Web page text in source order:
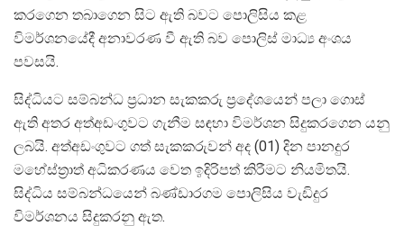
කරගෙන තබාගෙන සිට ඇති බවට පොලිසිය කළ
විමර්ශනයේදී අනාවරණ වී ඇති බව පොලිස් මාධ්‍ය අංශය
පවසයි.
සිද්ධියට සම්බන්ධ ප්‍රධාන සැකකරු ප්‍රදේශයෙන් පලා ගොස්
ඇති අතර අත්අඩංගුවට ගැනීම සඳහා විමර්ශන සිදුකරගෙන යනු
ලබයි. අත්අඩංගුවට ගත් සැකකරුවන් අද (01) දින පානදුර
මහේස්ත්‍රාත් අධිකරණය වෙත ඉදිරිපත් කිරීමට නියමිතයි.
සිද්ධිය සම්බන්ධයෙන් බණ්ඩාරගම පොලිසිය වැඩිදුර
විමර්ශනය සිදුකරනු ඇත.